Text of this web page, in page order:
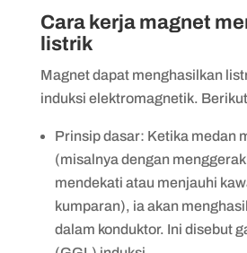
Cara kerja magnet
listrik
Magnet dapat menghasilkan
induksi elektromagnetik.
Prinsip dasar: Ketika medan
(misalnya dengan
mendekati atau menjauhi
kumparan), ia akan
dalam konduktor. Ini disebut